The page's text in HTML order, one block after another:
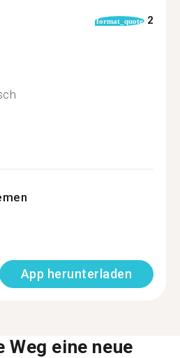
format_quote 2
App herunterladen
Weg eine neue